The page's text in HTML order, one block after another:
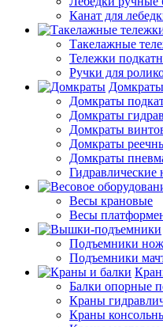
Канат для
Такелажные
Тележки
Ручки для
Домкраты
Домкраты
Домкраты
Домкраты
Домкраты
Домкраты
Гидравлические
Весы крановые
Весы
Подъемники
Подъемники
Балки опорные
Краны
Краны